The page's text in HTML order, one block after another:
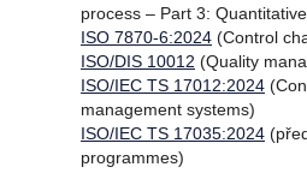
process – Part 3:
ISO 7870-6:2024 (Control
ISO/DIS 10012 (Quality
ISO/IEC TS 17012:2024
management systems)
ISO/IEC TS 17035:2024
programmes)